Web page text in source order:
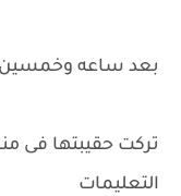
بعد ساعه وخمسين
تركت حقيبتها فى
التعليمات